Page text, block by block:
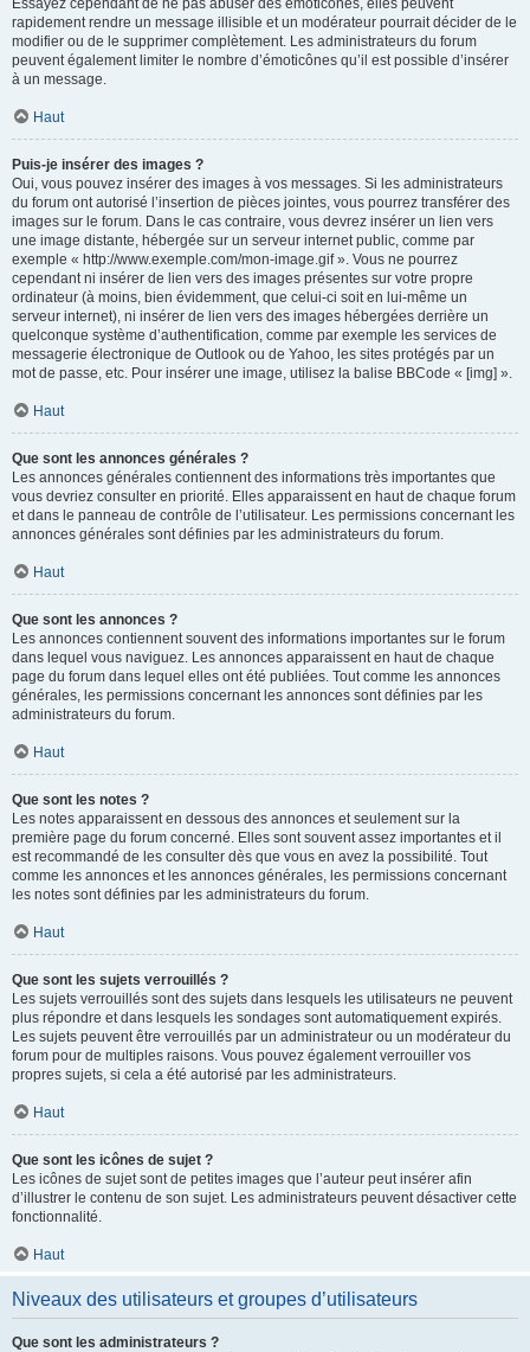
Essayez cependant de ne pas abuser des émoticônes, elles peuvent
rapidement rendre un message illisible et un modérateur pourrait décider de le
modifier ou de le supprimer complètement. Les administrateurs du forum
peuvent également limiter le nombre d’émoticônes qu’il est possible d’insérer
à un message.
Haut
Puis-je insérer des images ?
Oui, vous pouvez insérer des images à vos messages. Si les administrateurs
du forum ont autorisé l’insertion de pièces jointes, vous pourrez transférer des
images sur le forum. Dans le cas contraire, vous devrez insérer un lien vers
une image distante, hébergée sur un serveur internet public, comme par
exemple « http://www.exemple.com/mon-image.gif ». Vous ne pourrez
cependant ni insérer de lien vers des images présentes sur votre propre
ordinateur (à moins, bien évidemment, que celui-ci soit en lui-même un
serveur internet), ni insérer de lien vers des images hébergées derrière un
quelconque système d’authentification, comme par exemple les services de
messagerie électronique de Outlook ou de Yahoo, les sites protégés par un
mot de passe, etc. Pour insérer une image, utilisez la balise BBCode « [img] ».
Haut
Que sont les annonces générales ?
Les annonces générales contiennent des informations très importantes que
vous devriez consulter en priorité. Elles apparaissent en haut de chaque forum
et dans le panneau de contrôle de l’utilisateur. Les permissions concernant les
annonces générales sont définies par les administrateurs du forum.
Haut
Que sont les annonces ?
Les annonces contiennent souvent des informations importantes sur le forum
dans lequel vous naviguez. Les annonces apparaissent en haut de chaque
page du forum dans lequel elles ont été publiées. Tout comme les annonces
générales, les permissions concernant les annonces sont définies par les
administrateurs du forum.
Haut
Que sont les notes ?
Les notes apparaissent en dessous des annonces et seulement sur la
première page du forum concerné. Elles sont souvent assez importantes et il
est recommandé de les consulter dès que vous en avez la possibilité. Tout
comme les annonces et les annonces générales, les permissions concernant
les notes sont définies par les administrateurs du forum.
Haut
Que sont les sujets verrouillés ?
Les sujets verrouillés sont des sujets dans lesquels les utilisateurs ne peuvent
plus répondre et dans lesquels les sondages sont automatiquement expirés.
Les sujets peuvent être verrouillés par un administrateur ou un modérateur du
forum pour de multiples raisons. Vous pouvez également verrouiller vos
propres sujets, si cela a été autorisé par les administrateurs.
Haut
Que sont les icônes de sujet ?
Les icônes de sujet sont de petites images que l’auteur peut insérer afin
d’illustrer le contenu de son sujet. Les administrateurs peuvent désactiver cette
fonctionnalité.
Haut
Niveaux des utilisateurs et groupes d’utilisateurs
Que sont les administrateurs ?